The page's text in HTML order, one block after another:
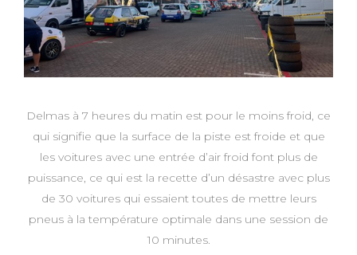
Delmas à 7 heures du matin est pour le moins froid, ce
qui signifie que la surface de la piste est froide et que
les voitures avec une entrée d’air froid font plus de
puissance, ce qui est la recette d’un désastre avec plus
de 30 voitures qui essaient toutes de mettre leurs
pneus à la température optimale dans une session de
10 minutes.